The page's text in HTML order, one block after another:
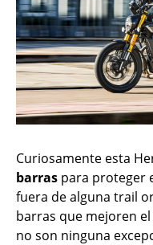
Curiosamente esta
barras para proteger
fuera de alguna trail
barras que mejoren el
no son ninguna